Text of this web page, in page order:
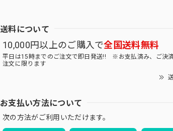
送料について
10,000円以上のご購入で全国送料無料
平日は15時までのご注文で即日発送!! ※お支払済み、ご決
注文に限ります
お支払い方法について
次の方法がご利用いただけます。